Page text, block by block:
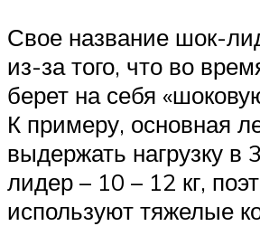
Свое название шок-
из-за того, что во
берет на себя
К примеру, основная
выдержать нагрузку в
лидер – 10 – 12 кг,
используют тяжелые